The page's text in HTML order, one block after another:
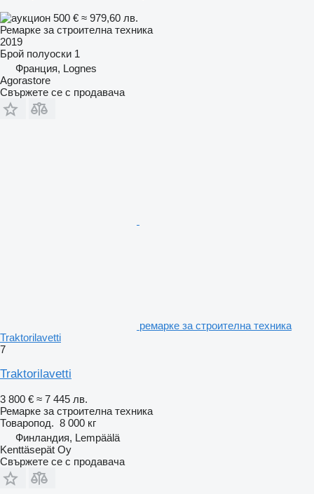
500 € ≈ 979,60 лв.
Ремарке за строителна техника
2019
Брой полуоски 1
Франция, Lognes
Agorastore
Свържете се с продавача
ремарке за строителна техника
Traktorilavetti
7
Traktorilavetti
3 800 € ≈ 7 445 лв.
Ремарке за строителна техника
Товаропод. 8 000 кг
Финландия, Lempäälä
Kenttäsepät Oy
Свържете се с продавача